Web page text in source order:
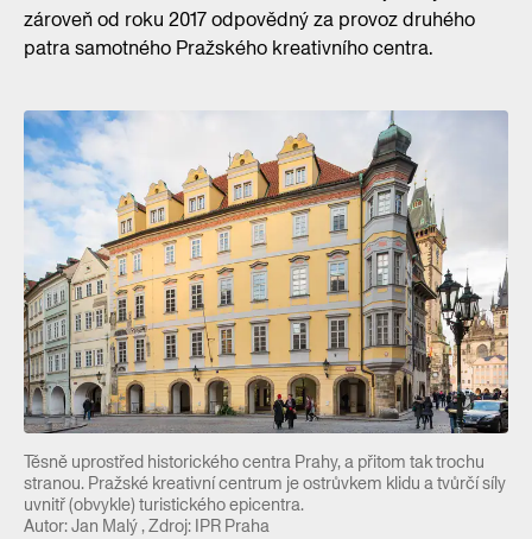
zároveň od roku 2017 odpovědný za provoz druhého
patra samotného Pražského kreativního centra.
Těsně uprostřed historického centra Prahy, a přitom tak trochu
stranou. Pražské kreativní centrum je ostrůvkem klidu a tvůrčí síly
uvnitř (obvykle) turistického epicentra.
Autor: Jan Malý , Zdroj: IPR Praha